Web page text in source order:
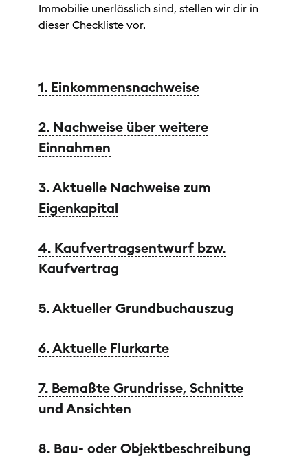
Immobilie unerlässlich sind, stellen wir dir in
dieser Checkliste vor.
1. Einkommensnachweise
2. Nachweise über weitere
Einnahmen
3. Aktuelle Nachweise zum
Eigenkapital
4. Kaufvertragsentwurf bzw.
Kaufvertrag
5. Aktueller Grundbuchauszug
6. Aktuelle Flurkarte
7. Bemaßte Grundrisse, Schnitte
und Ansichten
8. Bau- oder Objektbeschreibung